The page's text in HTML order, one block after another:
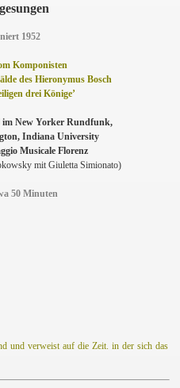
1952
Komponisten
des Hieronymus Bosch
drei Könige’
New Yorker Rundfunk,
Indiana University
Musicale Florenz
mit Giuletta Simionato)
50 Minuten
und verweist auf die Zeit. in der sich das